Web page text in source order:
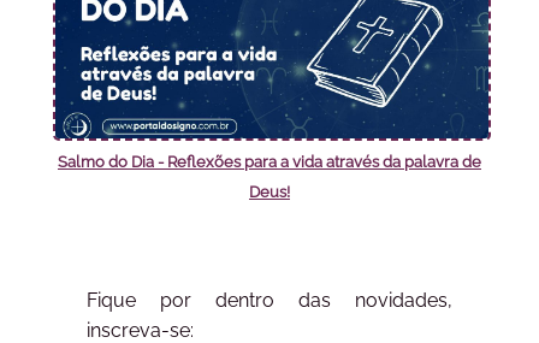
Salmo do Dia - Reflexões para a vida através da palavra de
Deus!
Fique por dentro das novidades,
inscreva-se: